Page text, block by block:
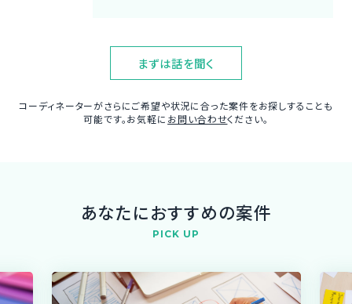
まずは話を聞く
コーディネーターがさらにご希望や状況に合った案件をお探しすることも
可能です。お気軽に お問い合わせください。
あなたにおすすめの案件
PICK UP